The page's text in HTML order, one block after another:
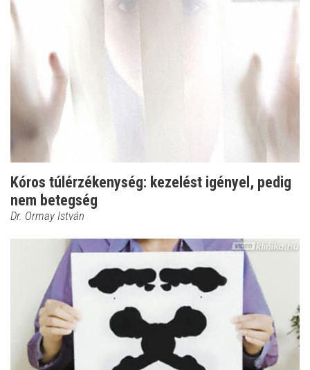
Kóros túlérzékenység: kezelést igényel, pedig
nem betegség
Dr. Ormay István